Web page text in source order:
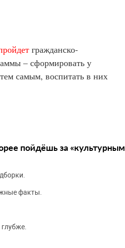
гражданско-
– сформировать у
самым, воспитать в них
пойдёшь за «культурным
факты.